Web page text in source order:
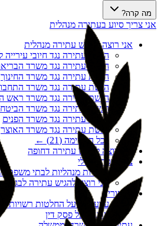
מה קרה?
אני צריך סיוע בעתירה מנהלית
אני רוצה להגיש עתירה מנהלית
הגשת עתירה נגד חיובי עירייה
הגשת עתירה נגד משרד
הגשת עתירה נגד משרד החינוך
הגשת עתירה נגד משרד
הגשת עתירה נגד משרד ראש
הגשת עתירה נגד משרד
הגשת עתירה נגד משרד הפנים
הגשת עתירה נגד משרד האוצר
לכל הרשימה (21
) ←
אני רוצה להגיש עתירה דחופה
צו הריסה מנהלי
עתירות מנהליות לבתי משפט
אני רוצה להגיש עתירה לבג"ץ
ערעורים
ערעורים על החלטות רשויות
ערעור על פסק דין